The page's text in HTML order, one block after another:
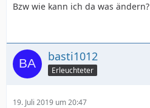
Bzw wie kann ich da was ändern?
basti1012
Erleuchteter
19. Juli 2019 um 20:47